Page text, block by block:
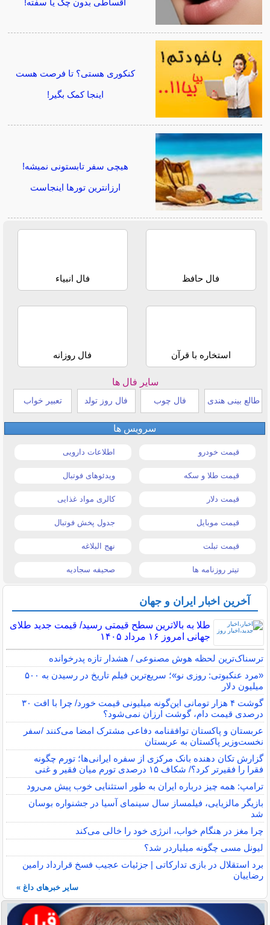
اقساطی بدون چک یا سفته!
کنکوری هستی؟ تا فرصت هست
اینجا کمک بگیر!
هیچی سفر تابستونی نمیشه!
ارزانترین تورها اینجاست
فال حافظ فال انبیاء
استخاره با قرآن فال روزانه
سایر فال ها
طالع بینی هندی فال چوب فال روز تولد تعبیر خواب
سرویس ها
قیمت خودرو اطلاعات دارویی
قیمت طلا و سکه ویدئوهای فوتبال
قیمت دلار کالری مواد غذایی
قیمت موبایل جدول پخش فوتبال
قیمت تبلت نهج البلاغه
تیتر روزنامه ها صحیفه سجادیه
آخرین اخبار ایران و جهان
طلا به بالاترین سطح قیمتی رسید/ قیمت جدید طلای
جهانی امروز ۱۶ مرداد ۱۴۰۵
ترسناک‌ترین لحظه هوش مصنوعی / هشدار تازه پدرخوانده
«مرد عنکبوتی: روزی نو»؛ سریع‌ترین فیلم تاریخ در رسیدن به ۵۰۰
میلیون دلار
گوشت ۴ هزار تومانی این‌گونه میلیونی قیمت خورد/ چرا با افت ۳۰
درصدی قیمت دام، گوشت ارزان نمی‌شود؟
عربستان و پاکستان توافقنامه دفاعی مشترک امضا می‌کنند /سفر
نخست‌وزیر پاکستان به عربستان
گزارش تکان‌ دهنده بانک مرکزی از سفره ایرانی‌ها؛ تورم چگونه
فقرا را فقیرتر کرد؟/ شکاف ۱۵ درصدی تورم میان فقیر و غنی
ترامپ: همه چیز درباره ایران به طور استثنایی خوب پیش می‌رود
بازیگر مالزیایی، فیلمساز سال سینمای آسیا در جشنواره بوسان
شد
چرا مغز در هنگام خواب، انرژی خود را خالی می‌کند
لیونل مسی چگونه میلیاردر شد؟
برد استقلال در بازی تدارکاتی | جزئیات عجیب فسخ قرارداد رامین
رضاییان
سایر خبرهای داغ »